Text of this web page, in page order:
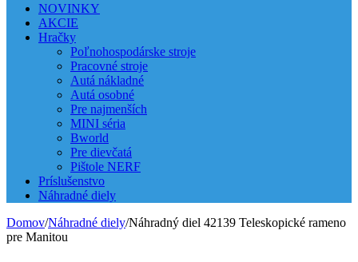
NOVINKY
AKCIE
Hračky
Poľnohospodárske stroje
Pracovné stroje
Autá nákladné
Autá osobné
Pre najmenších
MINI séria
Bworld
Pre dievčatá
Pištole NERF
Príslušenstvo
Náhradné diely
Domov/Náhradné diely/Náhradný diel 42139 Teleskopické rameno
pre Manitou